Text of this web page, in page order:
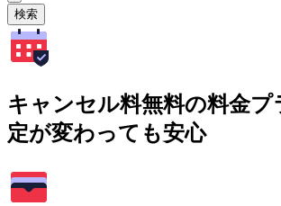
検索
キャンセル料無料の料金プ
定が変わっても安心